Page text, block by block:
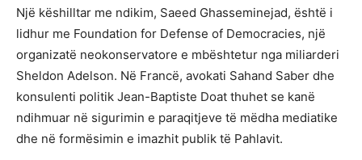
Një këshilltar me ndikim, Saeed Ghasseminejad, është i
lidhur me Foundation for Defense of Democracies, një
organizatë neokonservatore e mbështetur nga miliarderi
Sheldon Adelson. Në Francë, avokati Sahand Saber dhe
konsulenti politik Jean-Baptiste Doat thuhet se kanë
ndihmuar në sigurimin e paraqitjeve të mëdha mediatike
dhe në formësimin e imazhit publik të Pahlavit.